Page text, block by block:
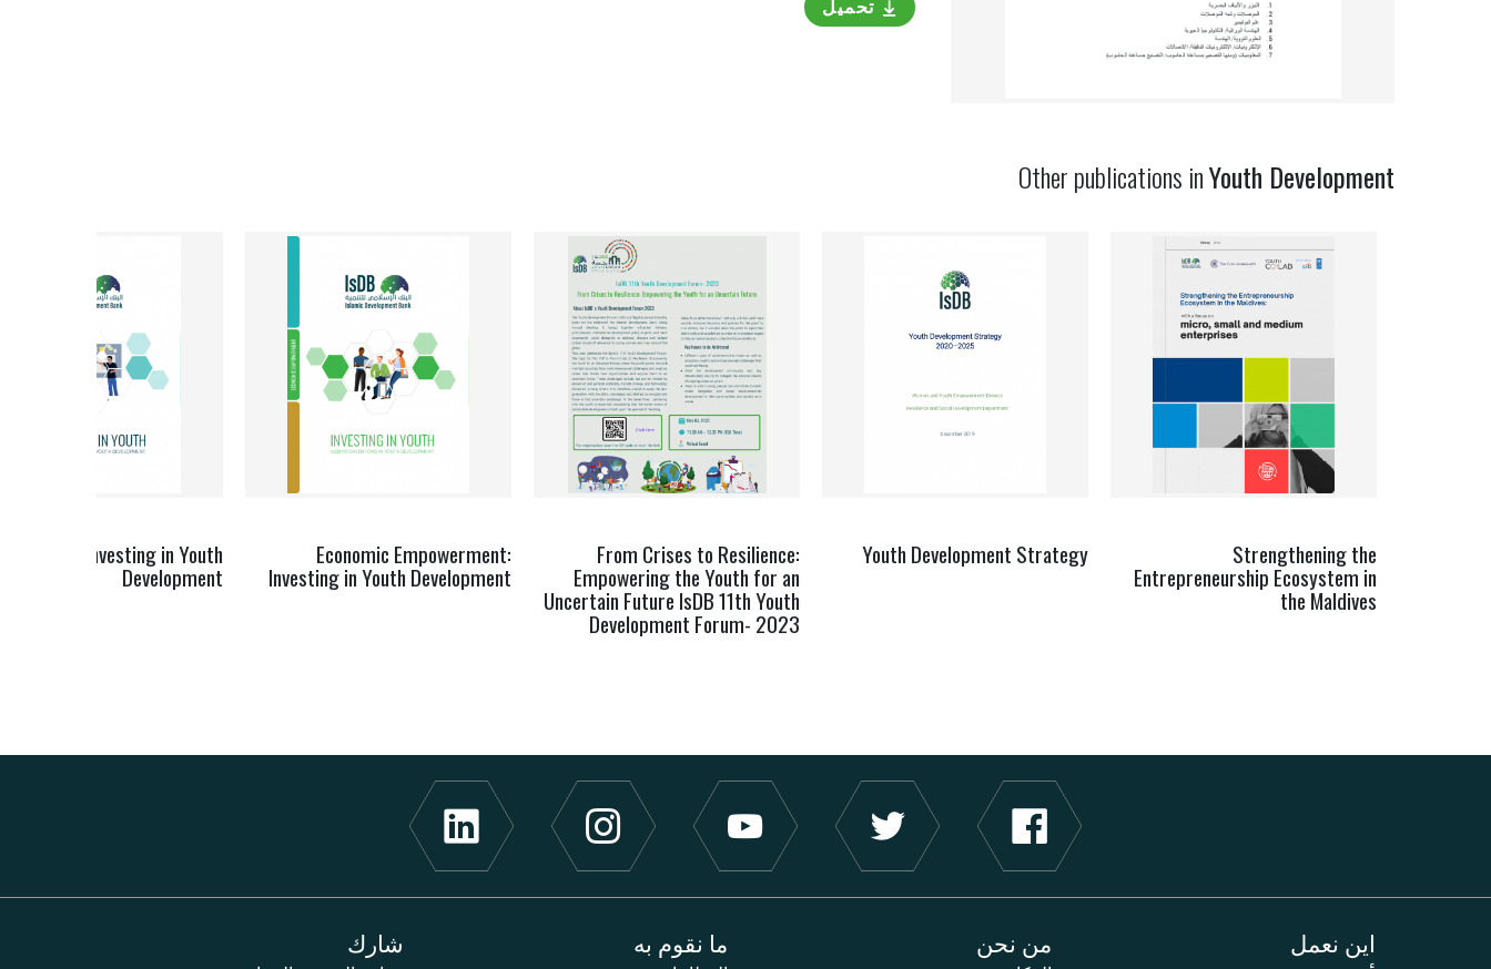
تحميل
Other publications inYouth Development
Strengthening the
Entrepreneurship Ecosystem in
the Maldives
Youth Development Strategy
From Crises to Resilience:
Empowering the Youth for an
Uncertain Future IsDB 11th Youth
Development Forum- 2023
Economic Empowerment:
Investing in Youth Development
Education: Investing in Youth
Development
اين نعمل
من نحن ما نقوم به شارك